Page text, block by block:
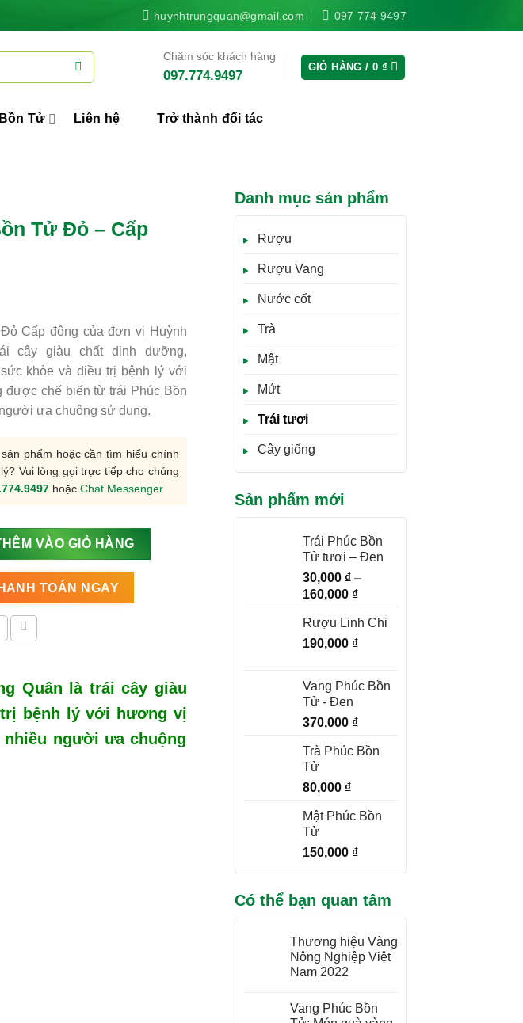
huynhtrungquan@gmail.com 097 774 9497
Chăm sóc khách hàng
097.774.9497
GIỎ HÀNG / 0 ₫
Tử Liên hệ Trở thành đối tác
Danh mục sản phẩm
Rượu
Rượu Vang
Nước cốt
Trà
Mật
Mứt
Trái tươi
Cây giống
Sản phẩm mới
Trái Phúc Bồn
Tử tươi – Đen
30,000 ₫ –
160,000 ₫Khoảng
từ
30,000 ₫
Rượu Linh Chi
190,000 ₫
Vang Phúc Bồn
Tử - Đen
370,000 ₫
Trà Phúc Bồn
Tử
80,000 ₫
Mật Phúc Bồn
Tử
150,000 ₫
Có thể bạn quan tâm
Thương hiệu Vàng
Nông Nghiệp Việt
Nam 2022
Vang Phúc Bồn
Tử Đỏ – Cấp
Cấp đông của đơn vị Huỳnh
cây giàu chất dinh dưỡng,
khỏe và điều trị bệnh lý với
được chế biến từ trái Phúc Bồn
ưa chuộng sử dụng.
phẩm hoặc cần tìm hiểu chính
Vui lòng gọi trực tiếp cho chúng
hoặcChat Messenger
- Cấp đông 1KG số lượng
VÀO GIỎ HÀNG
TOÁN NGAY
Quân là trái cây giàu
bệnh lý với hương vị
người ưa chuộng